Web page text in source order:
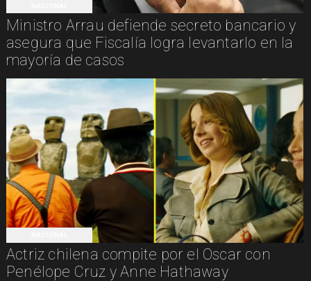
Ministro Arrau defiende secreto bancario y
asegura que Fiscalía logra levantarlo en la
mayoría de casos
Actriz chilena compite por el Oscar con
Penélope Cruz y Anne Hathaway